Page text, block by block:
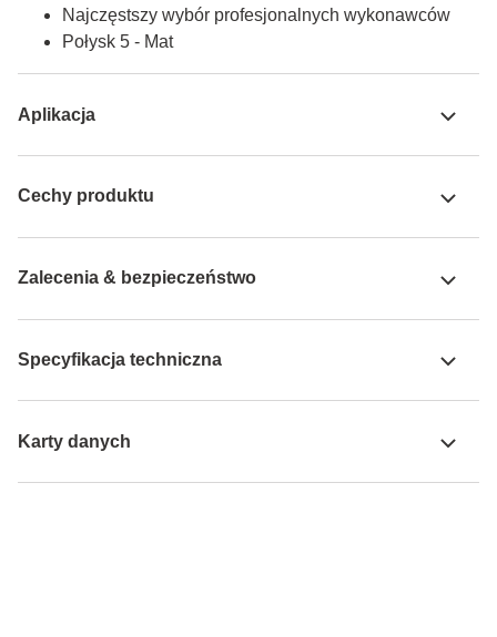
Najczęstszy wybór profesjonalnych wykonawców
Połysk 5 - Mat
Aplikacja
Cechy produktu
Zalecenia & bezpieczeństwo
Specyfikacja techniczna
Karty danych